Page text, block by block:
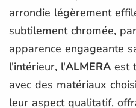
arrondie légèrement
subtilement chromée,
apparence engageante
l'intérieur, l'ALMERA est
avec des matériaux
leur aspect qualitatif,